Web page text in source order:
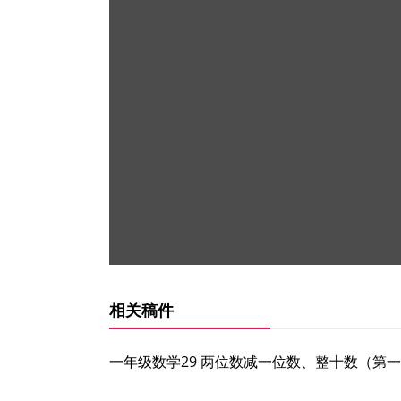
相关稿件
一年级数学29 两位数减一位数、整十数（第